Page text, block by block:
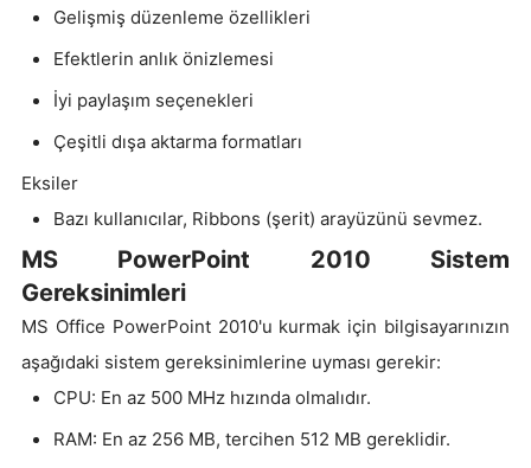
Gelişmiş düzenleme özellikleri
Efektlerin anlık önizlemesi
İyi paylaşım seçenekleri
Çeşitli dışa aktarma formatları
Eksiler
Bazı kullanıcılar, Ribbons (şerit) arayüzünü sevmez.
MS PowerPoint 2010 Sistem
Gereksinimleri
MS Office PowerPoint 2010'u kurmak için bilgisayarınızın
aşağıdaki sistem gereksinimlerine uyması gerekir:
CPU: En az 500 MHz hızında olmalıdır.
RAM: En az 256 MB, tercihen 512 MB gereklidir.